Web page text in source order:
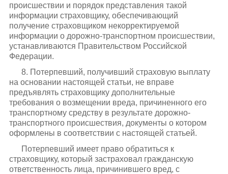
происшествии и порядок представления такой
информации страховщику, обеспечивающий
получение страховщиком некорректируемой
информации о дорожно-транспортном происшествии,
устанавливаются Правительством Российской
Федерации.
8. Потерпевший, получивший страховую выплату
на основании настоящей статьи, не вправе
предъявлять страховщику дополнительные
требования о возмещении вреда, причиненного его
транспортному средству в результате дорожно-
транспортного происшествия, документы о котором
оформлены в соответствии с настоящей статьей.
Потерпевший имеет право обратиться к
страховщику, который застраховал гражданскую
ответственность лица, причинившего вред, с